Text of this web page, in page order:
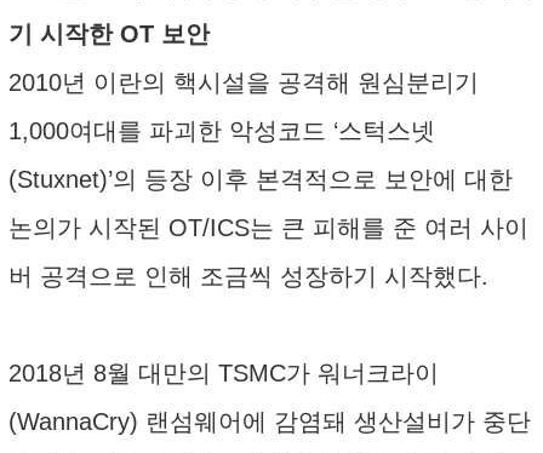
기 시작한 OT 보안
2010년 이란의 핵시설을 공격해 원심분리기
1,000여대를 파괴한 악성코드 ‘스턱스넷
(Stuxnet)’의 등장 이후 본격적으로 보안에 대한
논의가 시작된 OT/ICS는 큰 피해를 준 여러 사이
버 공격으로 인해 조금씩 성장하기 시작했다.
2018년 8월 대만의 TSMC가 워너크라이
(WannaCry) 랜섬웨어에 감염돼 생산설비가 중단